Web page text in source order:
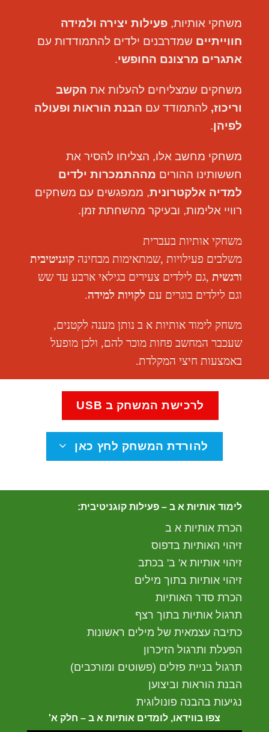
משחקי אותיות, פעילות יצירה ולמידה
חווייתיים שמדרבנים ילדים להתמודדות עם
אתגרים מרצונם החופשי.
משחקים שמצליחים להעלות את הקשב
וריכוז, להתמודד עם הבנת הוראות ופעולה
לפיהן.
משחקי מחשב אלו, הצליחו להסיר את
חששותינו ההורים מההתמכרות ילדים
למדיה אלקטרונית, ממפגשים עם משחקים
רוויי אלימות, ובעיקר מהשחתת זמן.
משחקי אותיות בעברית
משלבים פעילויות ,שמתאימות מבחינה קוגניטיבית
ורגשית ,גם לילדים צעירים בגילאי ארבע עד שש
וגם לילדים בוגרים עם לקויות למידה.
משחק לימוד אותיות א ב נותן מענה לקטנים,
שעכבר המחשב פחות מוכר להם, ולכן מופעל
באמצעות חיצי המקלדת.
לרכישת המשחק ב USB
להורדת המשחק לחץ כאן
לימוד אותיות א ב – פעילות קוגניטיבית:
הכרת אותיות א ב
זיהוי האותיות בדפוס
זיהוי אותיות א' ב' בכתב
זיהוי אותיות בתוך מילים
הכרת סדר האותיות
תרגול אותיות בתוך רצף
כתיבה עצמאית של מילים ראשונות
הפעלת ותרגול הזיכרון
תרגול בניית פזלים (פשוטים ומורכבים)
הבנת הוראות וביצוען
נגיעות בהבנה פונולוגית
צפו בווידאו, לומדים אותיות א ב – חלק א'